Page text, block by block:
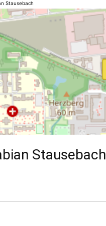
Stausebach
Stausebach